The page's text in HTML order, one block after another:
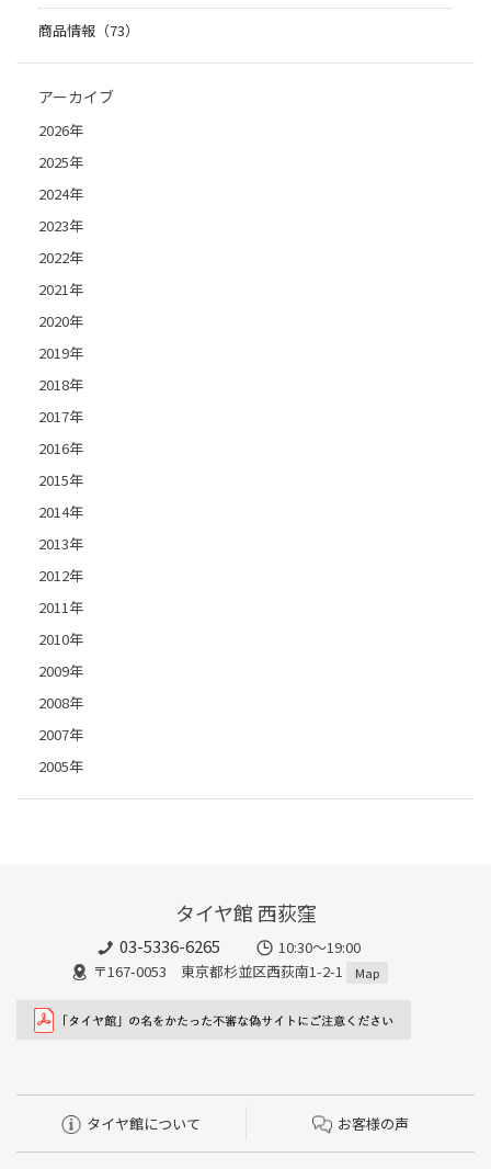
商品情報（73）
アーカイブ
2026年
2025年
2024年
2023年
2022年
2021年
2020年
2019年
2018年
2017年
2016年
2015年
2014年
2013年
2012年
2011年
2010年
2009年
2008年
2007年
2005年
タイヤ館 西荻窪
03-5336-6265
10:30～19:00
〒167-0053 東京都杉並区西荻南1-2-1
Map
タイヤ館について お客様の声